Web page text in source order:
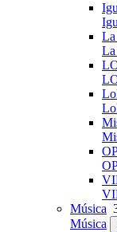
Música
Música